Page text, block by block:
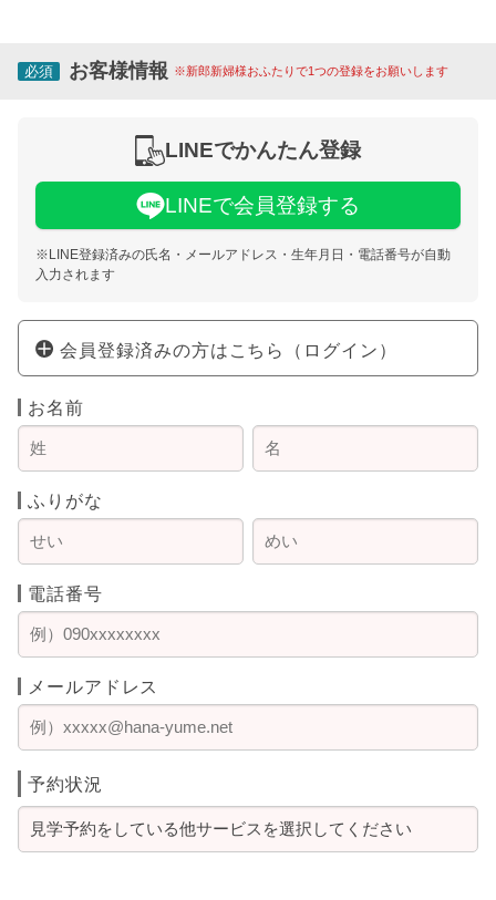
必須 お客様情報 ※新郎新婦様おふたりで1つの登録をお願いします
LINEでかんたん登録
LINEで会員登録する
※LINE登録済みの氏名・メールアドレス・生年月日・電話番号が自動
入力されます
会員登録済みの方はこちら（ログイン）
お名前
ふりがな
電話番号
メールアドレス
予約状況